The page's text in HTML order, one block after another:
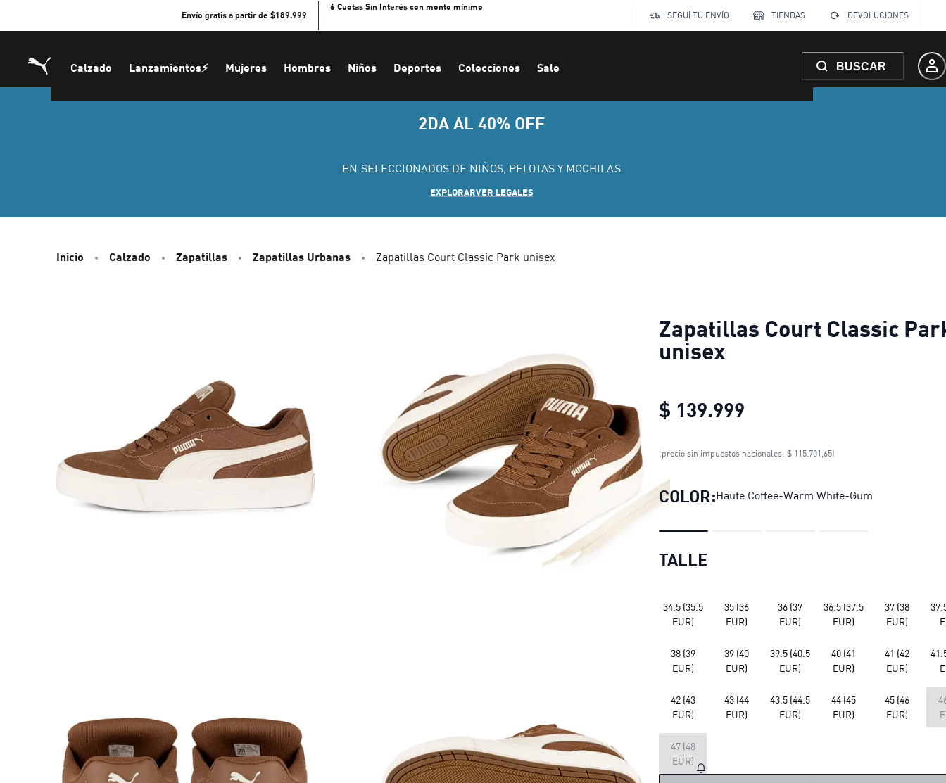
Envío gratis a partir de $189.999
6 Cuotas Sin Interés con monto mínimo
SEGUÍ TU ENVÍO
TIENDAS DEVOLUCIONES
Calzado Lanzamientos⚡ Mujeres Hombres Niños Deportes Colecciones Sale BUSCAR
2DA AL 40% OFF
EN SELECCIONADOS DE NIÑOS, PELOTAS Y MOCHILAS
EXPLORARVER LEGALES
Inicio Calzado Zapatillas Zapatillas Urbanas Zapatillas Court Classic Park unisex
Zapatillas Court Classic
unisex
$ 139.999
Zapatillas Court Classic
(precio sin impuestos nacionales: $ 115.701,65)
COLOR:Haute Coffee-Warm White-Gum
TALLE
34.5 (35.5
EUR)
35 (36
EUR)
36 (37
EUR)
36.5 (37.5
EUR)
37 (38
EUR)
38 (39
EUR)
39 (40
EUR)
39.5 (40.5
EUR)
40 (41
EUR)
41 (42
EUR)
42 (43
EUR)
43 (44
EUR)
43.5 (44.5
EUR)
44 (45
EUR)
45 (46
EUR)
47 (48
EUR)